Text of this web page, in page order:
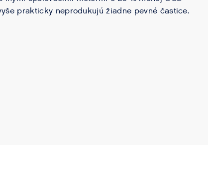
prakticky neprodukujú žiadne pevné častice.